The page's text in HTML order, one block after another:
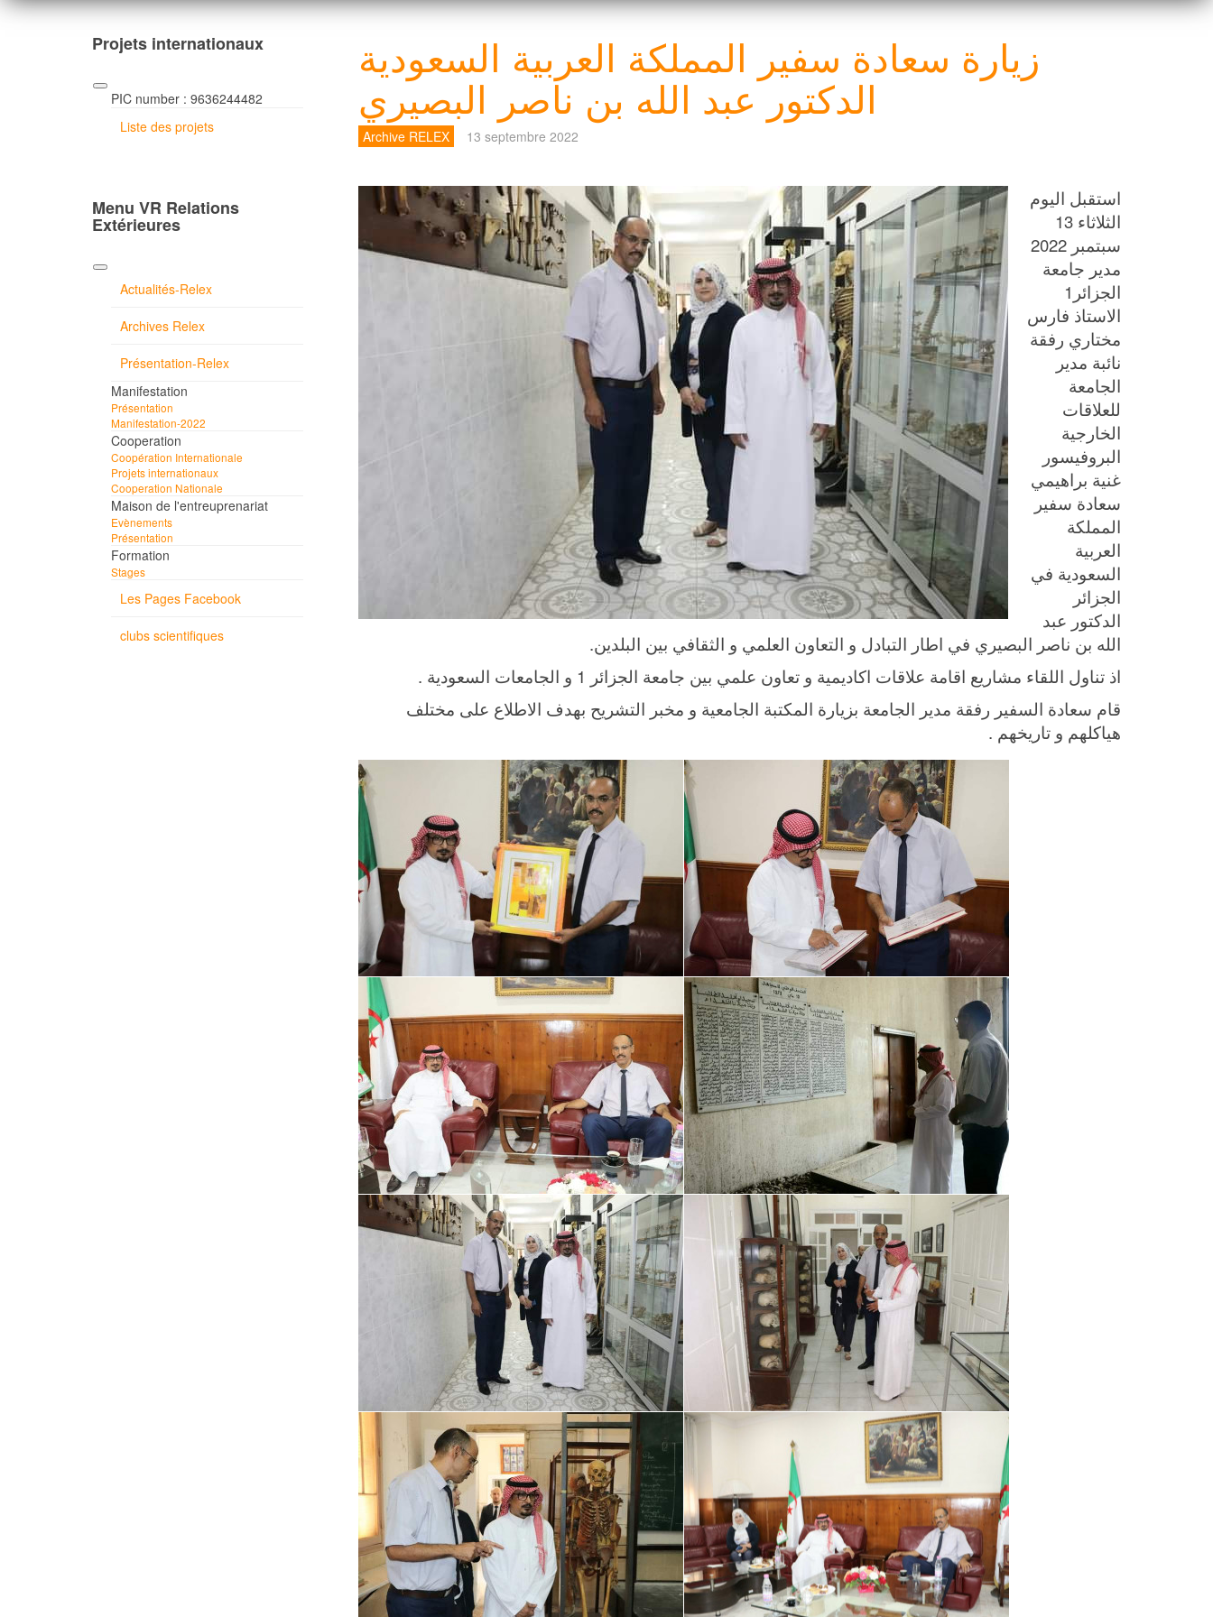
زيارة سعادة سفير المملكة العربية السعودية
الدكتور عبد الله بن ناصر البصيري
Archive RELEX 13 septembre 2022
استقبل اليوم
الثلاثاء 13
سبتمبر 2022
مدير جامعة
الجزائر1
الاستاذ فارس
مختاري رفقة
نائبة مدير
الجامعة
للعلاقات
الخارجية
البروفيسور
غنية براهيمي
سعادة سفير
المملكة
العربية
السعودية في
الجزائر
الدكتور عبد
الله بن ناصر البصيري في اطار التبادل و التعاون العلمي و الثقافي بين البلدين.
اذ تناول اللقاء مشاريع اقامة علاقات اكاديمية و تعاون علمي بين جامعة الجزائر 1 و الجامعات السعودية .
قام سعادة السفير رفقة مدير الجامعة بزيارة المكتبة الجامعية و مخبر التشريح بهدف الاطلاع على مختلف
هياكلهم و تاريخهم .
Projets internationaux
PIC number : 9636244482
Liste des projets
Menu VR Relations
Extérieures
Actualités-Relex
Archives Relex
Présentation-Relex
Manifestation
Présentation
Manifestation-2022
Cooperation
Coopération Internationale
Projets internationaux
Cooperation Nationale
Maison de l'entreuprenariat
Evènements
Présentation
Formation
Stages
Les Pages Facebook
clubs scientifiques